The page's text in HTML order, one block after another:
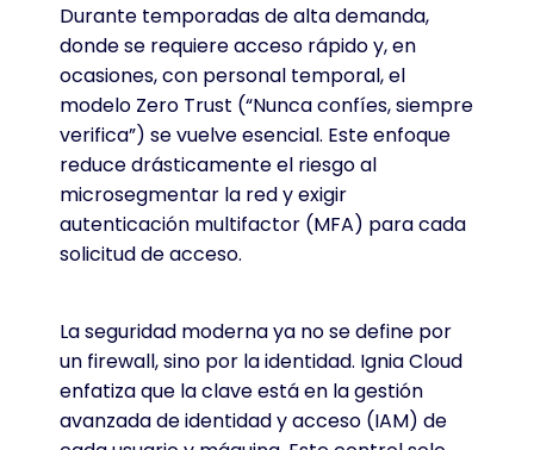
Durante temporadas de alta demanda,
donde se requiere acceso rápido y, en
ocasiones, con personal temporal, el
modelo Zero Trust (“Nunca confíes, siempre
verifica”) se vuelve esencial. Este enfoque
reduce drásticamente el riesgo al
microsegmentar la red y exigir
autenticación multifactor (MFA) para cada
solicitud de acceso.
La seguridad moderna ya no se define por
un firewall, sino por la identidad. Ignia Cloud
enfatiza que la clave está en la gestión
avanzada de identidad y acceso (IAM) de